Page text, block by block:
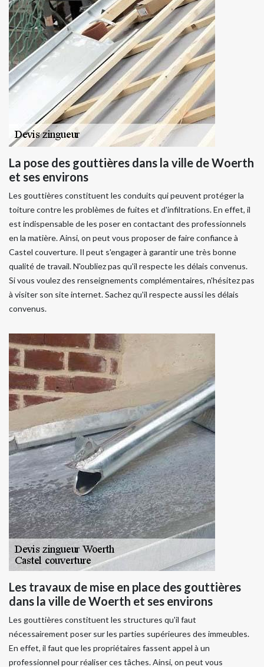
La pose des gouttières dans la ville de Woerth
et ses environs
Les gouttières constituent les conduits qui peuvent protéger la
toiture contre les problèmes de fuites et d'infiltrations. En effet, il
est indispensable de les poser en contactant des professionnels
en la matière. Ainsi, on peut vous proposer de faire confiance à
Castel couverture. Il peut s'engager à garantir une très bonne
qualité de travail. N'oubliez pas qu'il respecte les délais convenus.
Si vous voulez des renseignements complémentaires, n'hésitez pas
à visiter son site internet. Sachez qu'il respecte aussi les délais
convenus.
Les travaux de mise en place des gouttières
dans la ville de Woerth et ses environs
Les gouttières constituent les structures qu'il faut
nécessairement poser sur les parties supérieures des immeubles.
En effet, il faut que les propriétaires fassent appel à un
professionnel pour réaliser ces tâches. Ainsi, on peut vous